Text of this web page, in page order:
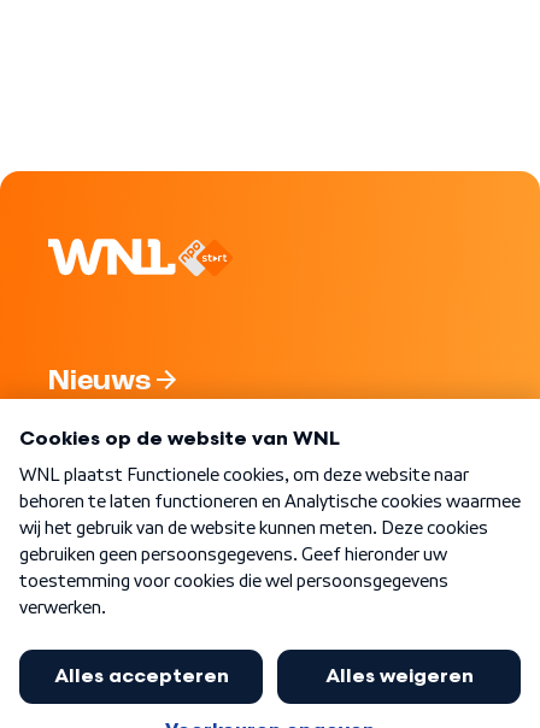
Nieuws
Nieuwsbrief
Word Lid